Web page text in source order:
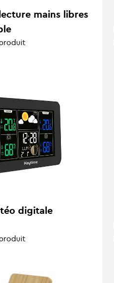
mains libres
digitale